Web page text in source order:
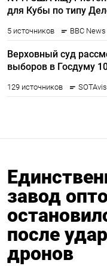
завод
после
дронов